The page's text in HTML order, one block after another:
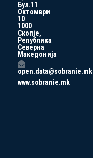
Бул.11
Октомври
10
1000
Скопје,
Република
Северна
Македонија
open.data@sobranie.mk
www.sobranie.mk